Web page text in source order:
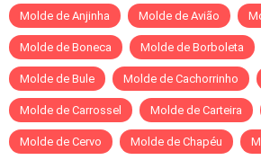
Molde de Anjinha Molde de Avião
Molde de Boneca Molde de Borboleta
Molde de Bule Molde de Cachorrinho
Molde de Carrossel Molde de Carteira
Molde de Cervo Molde de Chapéu